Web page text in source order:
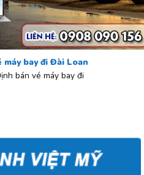
bay đi Đài Loan
bán vé máy bay đi